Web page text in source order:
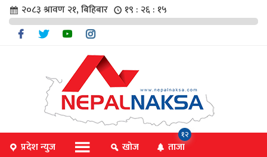
२०८३ श्रावण २१, बिहिबार १९ : २६ : १५
प्रदेश न्युज खोज ताजा
१२